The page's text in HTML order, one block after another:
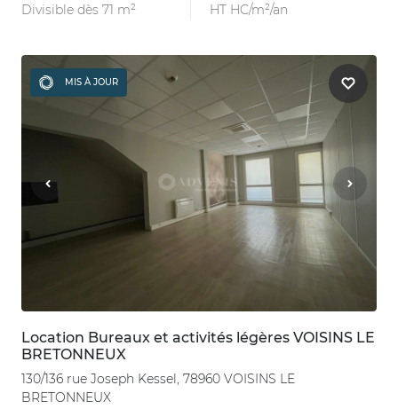
Divisible dès 71 m² HT HC/m²/an
MIS À JOUR
Location Bureaux et activités légères VOISINS LE
BRETONNEUX
130/136 rue Joseph Kessel, 78960 VOISINS LE
BRETONNEUX